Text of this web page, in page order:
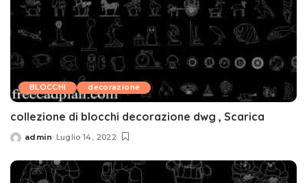
BLOCCHI decorazione
collezione di blocchi decorazione dwg , Scarica
Posted
admin Luglio 14, 2022